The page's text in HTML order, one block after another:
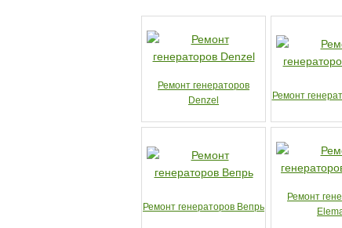
Ремонт генераторов
Denzel
Ремонт
Ремонт генераторов Вепрь
Ремонт